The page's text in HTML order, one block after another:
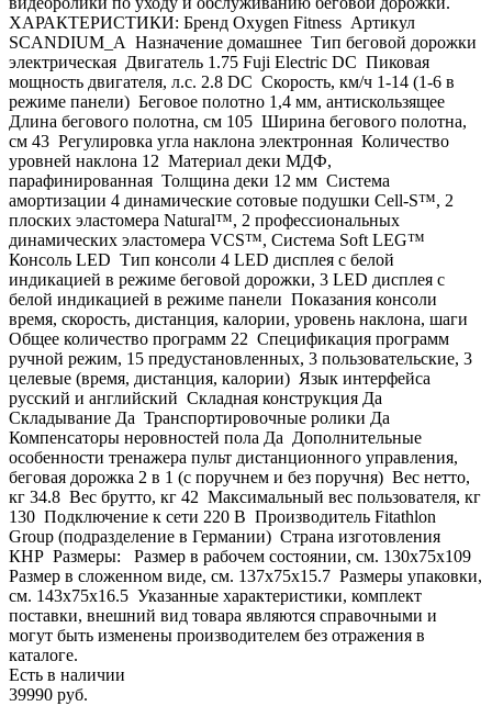
ХАРАКТЕРИСТИКИ: Бренд Oxygen Fitness Артикул
SCANDIUM_A Назначение домашнее Тип беговой дорожки
электрическая Двигатель 1.75 Fuji Electric DC Пиковая
мощность двигателя, л.с. 2.8 DC Скорость, км/ч 1-14 (1-6 в
режиме панели) Беговое полотно 1,4 мм, антискользящее
Длина бегового полотна, см 105 Ширина бегового полотна,
см 43 Регулировка угла наклона электронная Количество
уровней наклона 12 Материал деки МДФ,
парафинированная Толщина деки 12 мм Система
амортизации 4 динамические сотовые подушки Cell-S™, 2
плоских эластомера Natural™, 2 профессиональных
динамических эластомера VCS™, Система Soft LEG™
Консоль LED Тип консоли 4 LED дисплея с белой
индикацией в режиме беговой дорожки, 3 LED дисплея с
белой индикацией в режиме панели Показания консоли
время, скорость, дистанция, калории, уровень наклона, шаги
Общее количество программ 22 Спецификация программ
ручной режим, 15 предустановленных, 3 пользовательские, 3
целевые (время, дистанция, калории) Язык интерфейса
русский и английский Складная конструкция Да
Складывание Да Транспортировочные ролики Да
Компенсаторы неровностей пола Да Дополнительные
особенности тренажера пульт дистанционного управления,
беговая дорожка 2 в 1 (с поручнем и без поручня) Вес нетто,
кг 34.8 Вес брутто, кг 42 Максимальный вес пользователя, кг
130 Подключение к сети 220 В Производитель Fitathlon
Group (подразделение в Германии) Страна изготовления
КНР Размеры: Размер в рабочем состоянии, см. 130х75x109
Размер в сложенном виде, см. 137х75x15.7 Размеры упаковки,
см. 143х75x16.5 Указанные характеристики, комплект
поставки, внешний вид товара являются справочными и
могут быть изменены производителем без отражения в
каталоге.
Есть в наличии
39990 руб.